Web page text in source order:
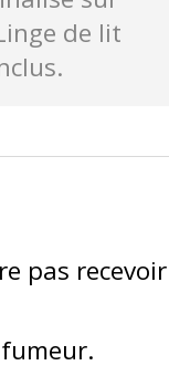
de lit
pas recevoir